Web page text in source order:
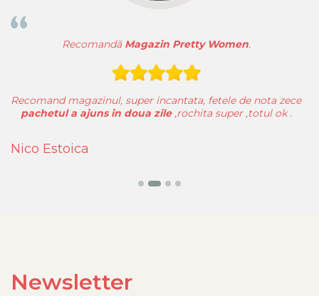
Nico Estoica
Recomandă Magazin Pretty Women.
Recomand magazinul, super incantata, fetele de nota zece
pachetul a ajuns in doua zile,rochita super ,totul ok .
Newsletter